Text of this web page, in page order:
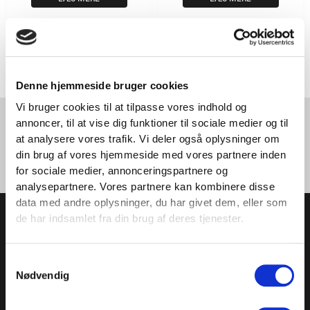
Denne hjemmeside bruger cookies
Vi bruger cookies til at tilpasse vores indhold og
annoncer, til at vise dig funktioner til sociale medier og til
at analysere vores trafik. Vi deler også oplysninger om
din brug af vores hjemmeside med vores partnere inden
for sociale medier, annonceringspartnere og
analysepartnere. Vores partnere kan kombinere disse
data med andre oplysninger, du har givet dem, eller som
de har indsamlet fra din brug af deres tjenester.
Nødvendig
Find reservedele til dit Fitness360-udstyr – fra covers til kabler og
komponenter. Hold dit udstyr i topform med originale dele i høj kvalitet,
designet til at forlænge levetiden på dit træningsudstyr.
TILMELD NYHEDSBREVET
Få nyheder, tips og tilbud smidt direkte i indbakken